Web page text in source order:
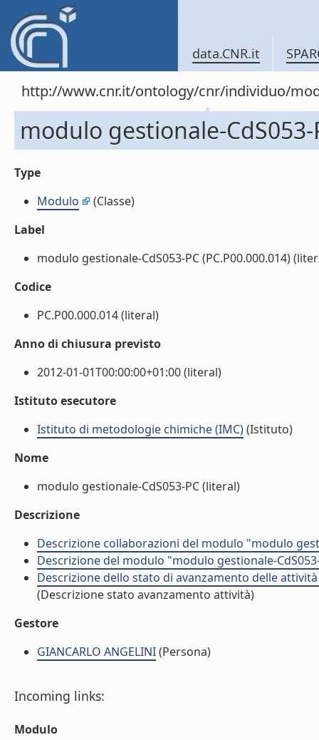
data.CNR.it
http://www.cnr.it/ontology/cnr/individuo/
modulo gestionale-CdS053-
Type
Modulo
(Classe)
Label
modulo gestionale-CdS053-PC (PC.P00.000.014)
Codice
PC.P00.000.014 (literal)
Anno di chiusura previsto
2012-01-01T00:00:00+01:00 (literal)
Istituto esecutore
Istituto di metodologie chimiche (IMC)(Istituto)
Nome
modulo gestionale-CdS053-PC (literal)
Descrizione
Descrizione collaborazioni del modulo "modulo
Descrizione del modulo "modulo gestionale-CdS053-
Descrizione dello stato di avanzamento delle
(Descrizione stato avanzamento attività)
Gestore
GIANCARLO ANGELINI(Persona)
Incoming links:
Modulo